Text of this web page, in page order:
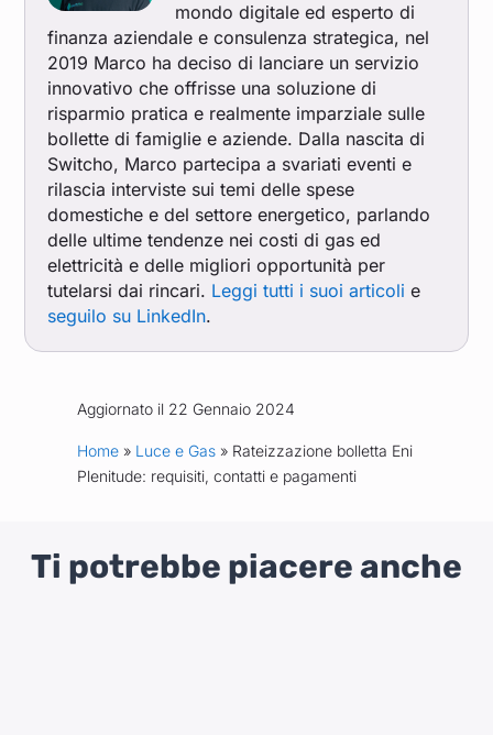
mondo digitale ed esperto di
finanza aziendale e consulenza strategica, nel
2019 Marco ha deciso di lanciare un servizio
innovativo che offrisse una soluzione di
risparmio pratica e realmente imparziale sulle
bollette di famiglie e aziende. Dalla nascita di
Switcho, Marco partecipa a svariati eventi e
rilascia interviste sui temi delle spese
domestiche e del settore energetico, parlando
delle ultime tendenze nei costi di gas ed
elettricità e delle migliori opportunità per
tutelarsi dai rincari. Leggi tutti i suoi articoli e
seguilo su LinkedIn.
Aggiornato il 22 Gennaio 2024
Home» Luce e Gas» Rateizzazione bolletta Eni
Plenitude: requisiti, contatti e pagamenti
Ti potrebbe piacere anche